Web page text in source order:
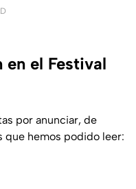
en el Festival
por anunciar, de
que hemos podido leer: